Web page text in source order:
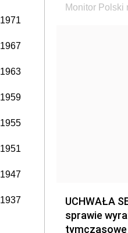
1971
1967
1963
1959
1955
1951
1947
1937
Monitor Polski
UCHWAŁA
sprawie